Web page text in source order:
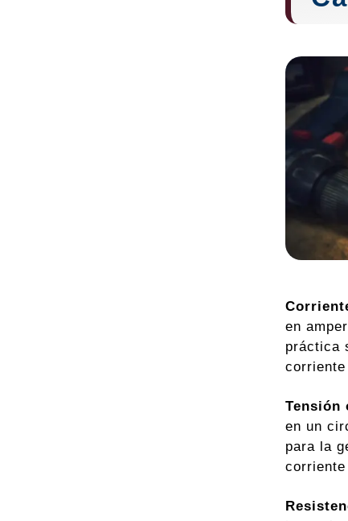
en
práctica
Tensión
en un
para la